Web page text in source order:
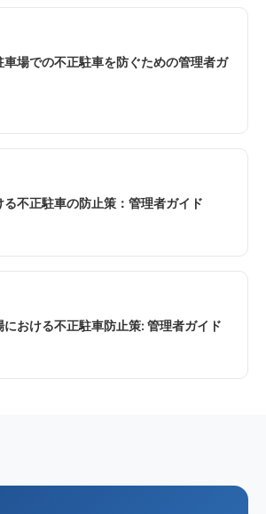
車場での不正駐車を防ぐための管理者ガ
る不正駐車の防止策：管理者ガイド
おける不正駐車防止策: 管理者ガイド